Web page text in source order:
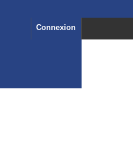
Connexion